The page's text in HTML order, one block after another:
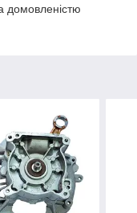
домовленістю